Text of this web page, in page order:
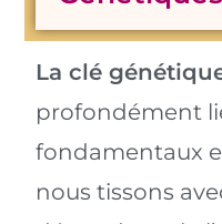
La clé
profondément
fondamentaux
nous tissons